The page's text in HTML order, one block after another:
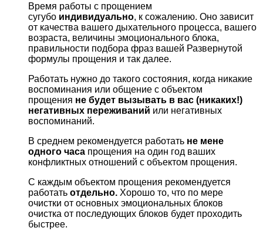
Время работы с прощением
сугубо индивидуально, к сожалению. Оно зависит
от качества вашего дыхательного процесса, вашего
возраста, величины эмоционального блока,
правильности подбора фраз вашей Развернутой
формулы прощения и так далее.
Работать нужно до такого состояния, когда никакие
воспоминания или общение с объектом
прощения не будет вызывать в вас (никаких!)
негативных переживаний или негативных
воспоминаний.
В среднем рекомендуется работать не мене
одного часа прощения на один год ваших
конфликтных отношений с объектом прощения.
С каждым объектом прощения рекомендуется
работать отдельно. Хорошо то, что по мере
очистки от основных эмоциональных блоков
очистка от последующих блоков будет проходить
быстрее.